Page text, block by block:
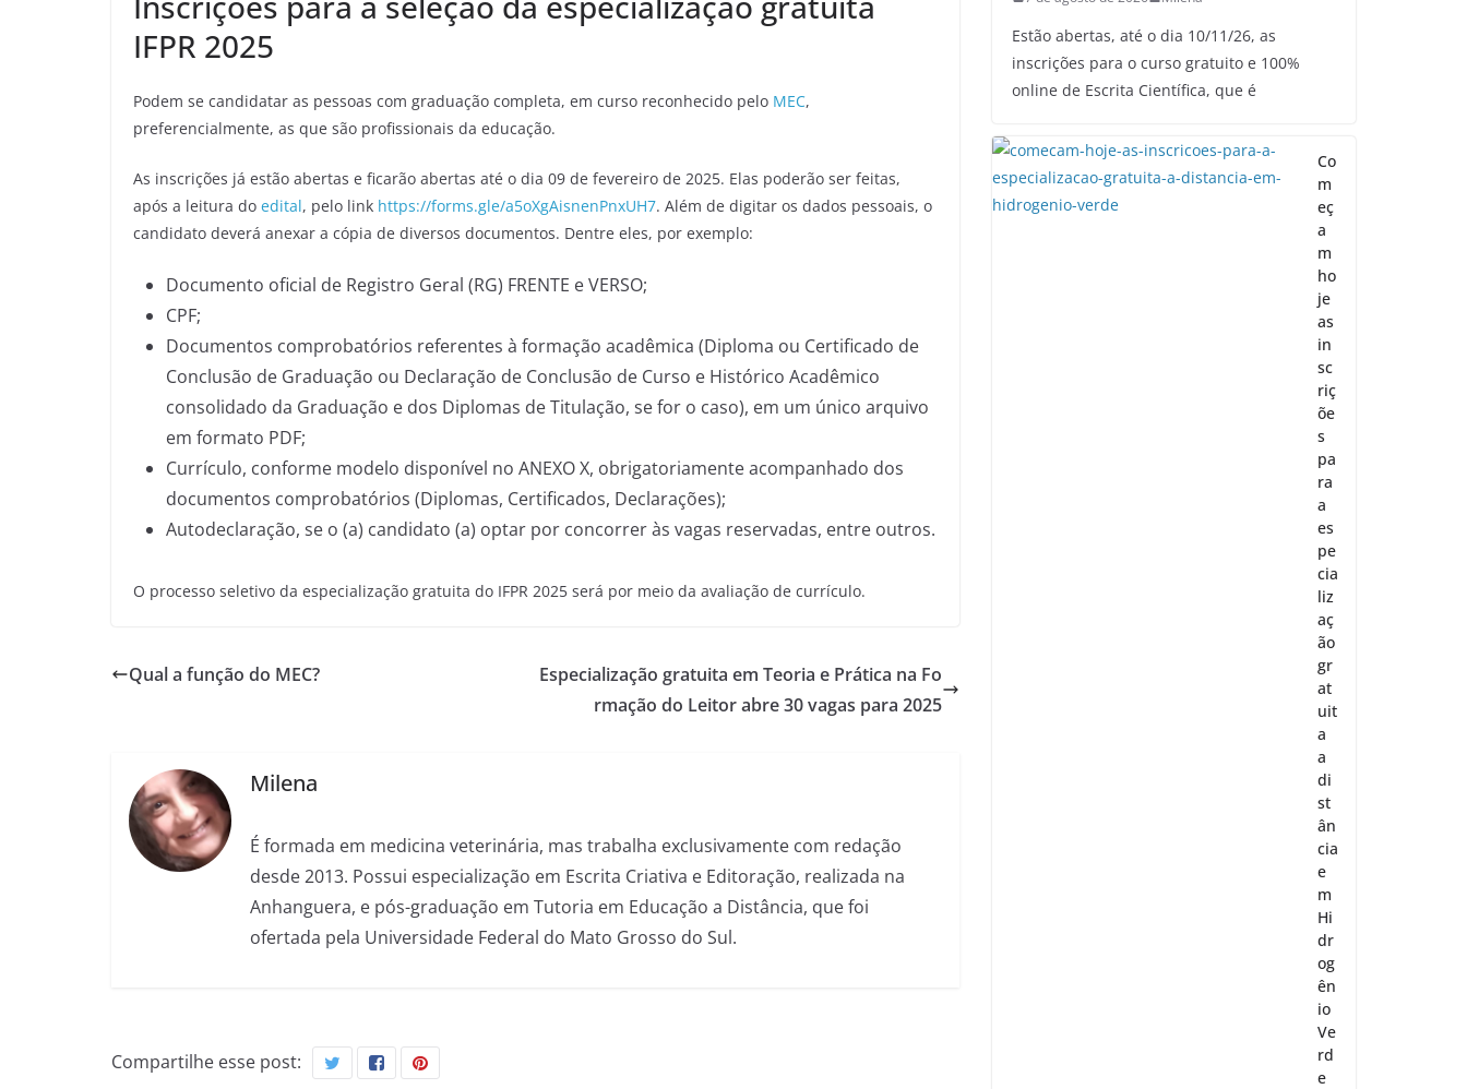
IFPR 2025
Podem se candidatar as pessoas com graduação completa, em curso reconhecido pelo MEC,
preferencialmente, as que são profissionais da educação.
As inscrições já estão abertas e ficarão abertas até o dia 09 de fevereiro de 2025. Elas poderão ser feitas,
após a leitura do edital, pelo link https://forms.gle/a5oXgAisnenPnxUH7. Além de digitar os dados pessoais, o
candidato deverá anexar a cópia de diversos documentos. Dentre eles, por exemplo:
Documento oficial de Registro Geral (RG) FRENTE e VERSO;
CPF;
Documentos comprobatórios referentes à formação acadêmica (Diploma ou Certificado de
Conclusão de Graduação ou Declaração de Conclusão de Curso e Histórico Acadêmico
consolidado da Graduação e dos Diplomas de Titulação, se for o caso), em um único arquivo
em formato PDF;
Currículo, conforme modelo disponível no ANEXO X, obrigatoriamente acompanhado dos
documentos comprobatórios (Diplomas, Certificados, Declarações);
Autodeclaração, se o (a) candidato (a) optar por concorrer às vagas reservadas, entre outros.
O processo seletivo da especialização gratuita do IFPR 2025 será por meio da avaliação de currículo.
Qual a função do MEC?
Especialização gratuita em Teoria e Prática na Fo
rmação do Leitor abre 30 vagas para 2025
Milena
É formada em medicina veterinária, mas trabalha exclusivamente com redação
desde 2013. Possui especialização em Escrita Criativa e Editoração, realizada na
Anhanguera, e pós-graduação em Tutoria em Educação a Distância, que foi
ofertada pela Universidade Federal do Mato Grosso do Sul.
Compartilhe esse post:
Estão abertas, até o dia 10/11/26, as
inscrições para o curso gratuito e 100%
online de Escrita Científica, que é
Co
m
eç
a
m
ho
je
as
in
sc
riç
õe
s
pa
ra
a
es
pe
cia
liz
aç
ão
gr
at
uit
a
a
di
st
ân
cia
e
m
Hi
dr
og
ên
io
Ve
rd
e